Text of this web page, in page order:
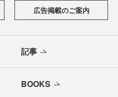
広告掲載のご案内
記事
BOOKS